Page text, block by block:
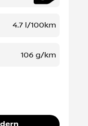
4.7 l/100km
106 g/km